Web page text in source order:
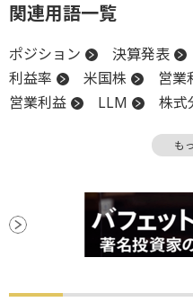
関連用語一覧
ポジション 決算発表
利益率
米国株 営業
営業利益
LLM
株式
生成AI も